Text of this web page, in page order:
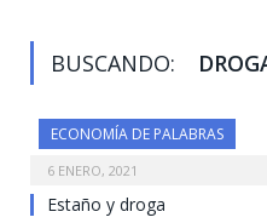
BUSCANDO:
ECONOMÍA DE PALABRAS
6 ENERO, 2021
Estaño y droga